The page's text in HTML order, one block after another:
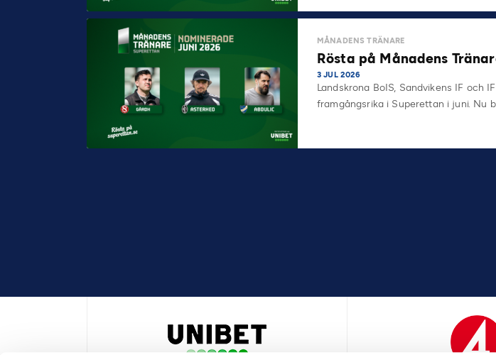
MÅNADENS TRÄNARE
Rösta på Månadens
3 JUL 2026
Landskrona BoIS, Sandvikens IF och
framgångsrika i Superettan i juni. Nu